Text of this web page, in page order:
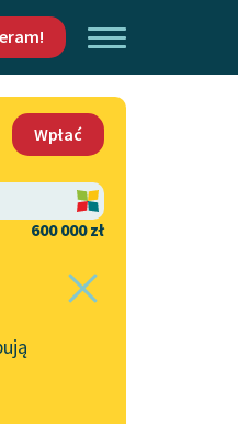
Wpłać
600 000 zł